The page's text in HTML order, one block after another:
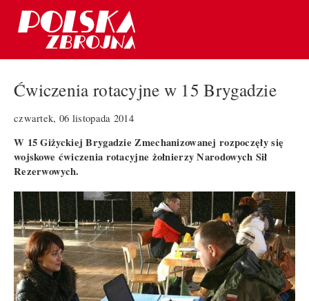
Ćwiczenia rotacyjne w 15 Brygadzie
czwartek, 06 listopada 2014
W 15 Giżyckiej Brygadzie Zmechanizowanej rozpoczęły się
wojskowe ćwiczenia rotacyjne żołnierzy Narodowych Sił
Rezerwowych.